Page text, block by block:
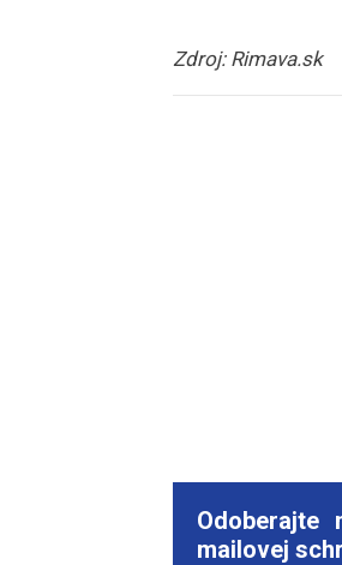
Zdroj: Rimava.sk
Odoberajte
mailovej